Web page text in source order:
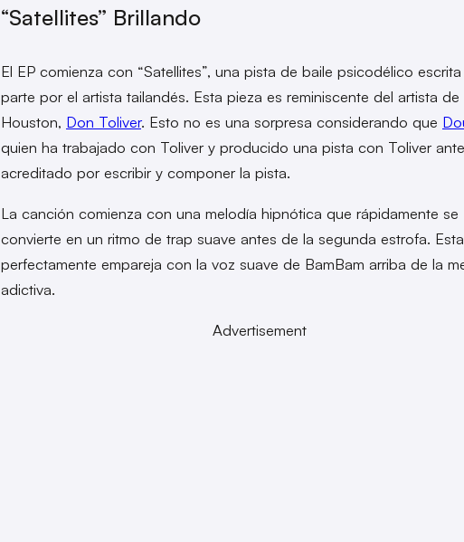
“Satellites” Brillando
El EP comienza con “Satellites”, una pista de baile psicodélico
parte por el artista tailandés. Esta pieza es reminiscente del artista de
Houston, Don Toliver. Esto no es una sorpresa considerando que
quien ha trabajado con Toliver y producido una pista con Toliver
acreditado por escribir y componer la pista.
La canción comienza con una melodía hipnótica que rápidamente se
convierte en un ritmo de trap suave antes de la segunda estrofa.
perfectamente empareja con la voz suave de BamBam arriba de la
adictiva.
Advertisement